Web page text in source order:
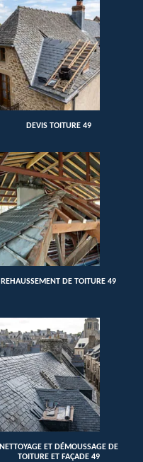
DEVIS TOITURE 49
REHAUSSEMENT DE TOITURE 49
NETTOYAGE ET DÉMOUSSAGE DE
TOITURE ET FAÇADE 49